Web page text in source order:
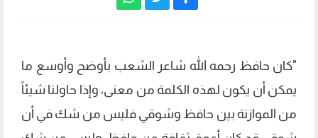
"كان حافظ رحمه الله شاعر الشعب بأوضح وأوسع ما
يمكن أن يكون لهذه الكلمة من معنى، وإذا حاولنا شيئاً
من الموازنة بين حافظ وشوقي فليس من شك في أن